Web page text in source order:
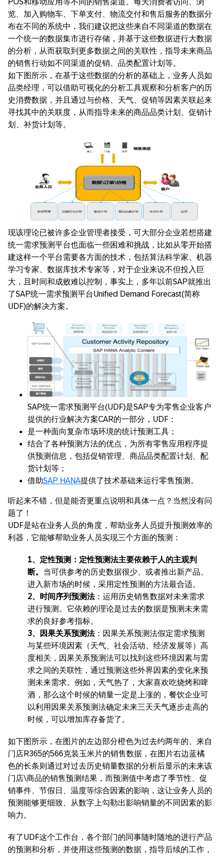
POS和移动应用等不同的销售渠道。每天消费者访问、浏
览、加入购物车、下单支付、物流交付和售后服务的数据分
布在不同的系统中，我们建议把这些来自不同渠道的数据在
一个统一的数据集市进行存储，并基于这些数据进行大数据
的分析，从而获取到更多数据之间的关联性，指导未来商品
的销售行动如不同渠道的促销、品类配置计划等。
如下图所示，在基于这些数据的分析的基础上，业务人员如
品类经理，可以借助可视化的分析工具观察和分析客户的历
史消费数据，并且通过与价格、天气、促销等因素关联起来
寻找其中的关联度，从而指导未来的商品品类计划、促销计
划、补货计划等。
现该理论已被许多企业管理者接受，可大部分企业若想搭建
统一需求预测平台也面临一些困难和挑战，比如从零开始搭
建这样一个平台需要各方面的技术，包括算法科学家、机器
学习专家、数据库技术专家等，对于企业来说不但投入巨
大，且时间和成败难以控制，事实上，多年以前SAP就推出
了SAP统一需求预测平台Unified Demand Forecast(简称
UDF)的解决方案。
SAP统一需求预测平台(UDF)是SAP专为零售企业客户
提供的行业解决方案CAR的一部分，UDF：
是一种面向复杂市场环境的统计预测工具；
结合了各种预测方法的优点，为所有零售应用程序提
供预测信息，包括促销管理、商品品类配置计划、配
货计划等；
借助SAP HANA提供了技术基础来运行零售预测。
听起来不错，但是能否更重点说明和具体一点？当然没有问
题了！
UDF是站在业务人员的角度，帮助业务人员提升预测效率的
利器，它能够帮助业务人员实现三个方面的预测：
1、定性预测：定性预测法主要依赖于人的主观判
断。 当可供参考的历史数据很少、或者推出新产品、
进入新市场的时候，采用定性预测的方法最合适。
2、时间序列预测法：运用历史销售数据对未来需求
进行预测。它依赖的理论是过去的数据是预测未来需
求的良好参考指标。
3、因果关系预测法：因果关系预测法假定需求预测
与某些环境因素（天气、社会活动、经济发展等）高
度相关，因果关系预测法可以找到这些环境因素与需
求之间的关联性，通过预测这些外界因素的变化来预
测未来需求。例如，天气热了，大家喜欢吃烧烤和啤
酒，那么这个时候的销量一定是上涨的，餐饮企业可
以利用因果关系预测法确定未来三天天气逐步走高的
时候，可以增加库存备货了。
如下图所示，在图片的左边部分橙色为过去约两年的、来自
门店R365的566克装玉米片的销售数据，在图片右边蓝橘
色的长条则通过对过去历史销量数据的分析后显示的未来该
门店\商品的销售预测结果，而预测值中考虑了季节性、促
销事件、节假日、温度等综合因素的影响，这让业务人员的
预测能够更细致、从数字上勾勒出影响销量的不同因素的影
响力。
有了UDF这个工作台，各个部门的同事随时随地的进行产品
的预测和分析，并使用这些预测的数据，指导后续的工作，